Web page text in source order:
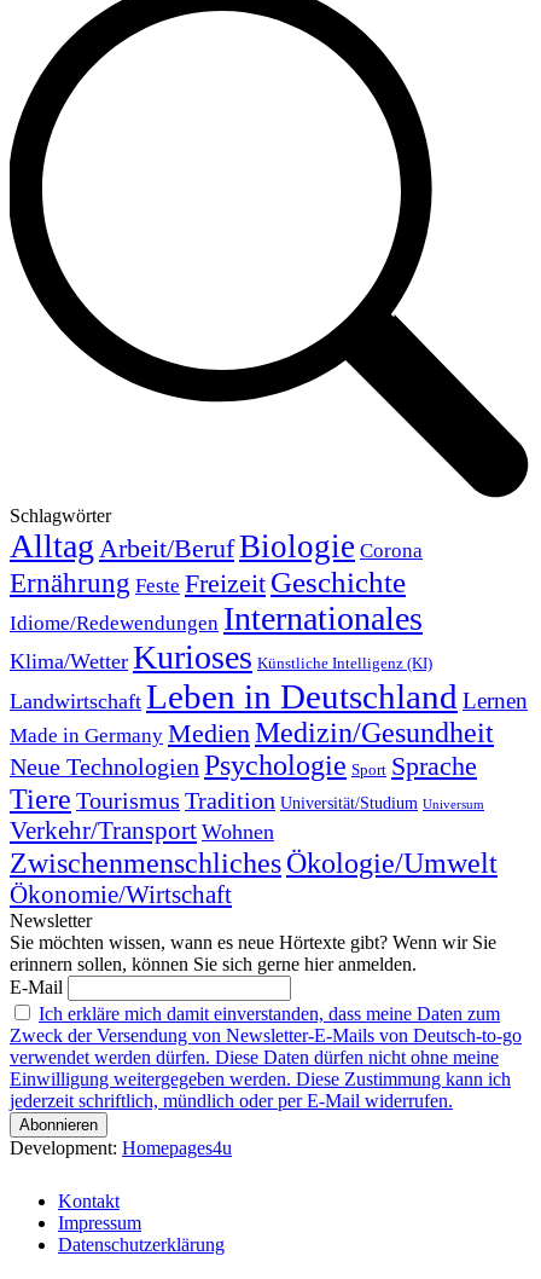
Schlagwörter
Alltag Arbeit/BerufBiologie Corona
Ernährung Feste Freizeit Geschichte
Idiome/Redewendungen Internationales
Klima/Wetter Kurioses Künstliche Intelligenz (KI)
Landwirtschaft Leben in Deutschland Lernen
Made in Germany Medien Medizin/Gesundheit
Neue Technologien Psychologie Sport Sprache
Tiere Tourismus Tradition Universität/Studium Universum
Verkehr/Transport Wohnen
ZwischenmenschlichesÖkologie/Umwelt
Ökonomie/Wirtschaft
Newsletter
Sie möchten wissen, wann es neue Hörtexte gibt? Wenn wir Sie
erinnern sollen, können Sie sich gerne hier anmelden.
E-Mail
Ich erkläre mich damit einverstanden, dass meine Daten zum
Zweck der Versendung von Newsletter-E-Mails von Deutsch-to-go
verwendet werden dürfen. Diese Daten dürfen nicht ohne meine
Einwilligung weitergegeben werden. Diese Zustimmung kann ich
jederzeit schriftlich, mündlich oder per E-Mail widerrufen.
Development: Homepages4u
Kontakt
Impressum
Datenschutzerklärung